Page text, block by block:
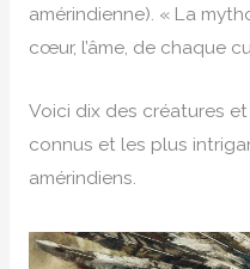
amérindienne). « La
cœur, l’âme, de chaque
Voici dix des créatures
connus et les plus
amérindiens.